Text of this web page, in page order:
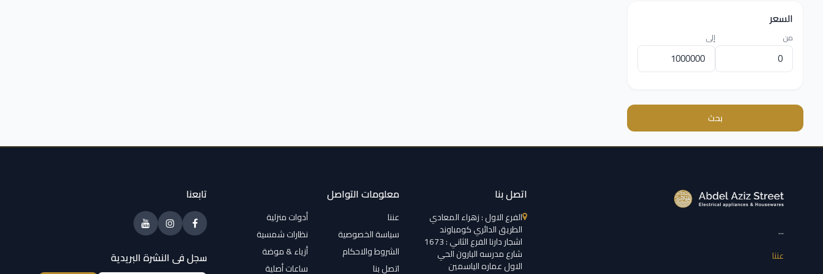
السعر
من إلى
بحث
...
عننا
اتصل بنا
الفرع الاول : زهراء المعادي
الطريق الدائري كومباوند
اشجار دارنا الفرع الثاني : 1673
شارع مدرسه البارون الحي
الاول عماره الياسمين
معلومات التواصل
عننا
سياسة الخصوصية
الشروط والاحكام
اتصل بنا
أدوات منزلية
نظارات شمسية
أزياء & موضة
ساعات أصلية
تابعنا
سجل فى النشرة البريدية